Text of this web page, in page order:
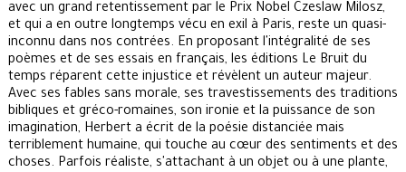
avec un grand retentissement par le Prix Nobel Czeslaw Milosz,
et qui a en outre longtemps vécu en exil à Paris, reste un quasi-
inconnu dans nos contrées. En proposant l'intégralité de ses
poèmes et de ses essais en français, les éditions Le Bruit du
temps réparent cette injustice et révèlent un auteur majeur.
Avec ses fables sans morale, ses travestissements des traditions
bibliques et gréco-romaines, son ironie et la puissance de son
imagination, Herbert a écrit de la poésie distanciée mais
terriblement humaine, qui touche au cœur des sentiments et des
choses. Parfois réaliste, s'attachant à un objet ou à une plante,